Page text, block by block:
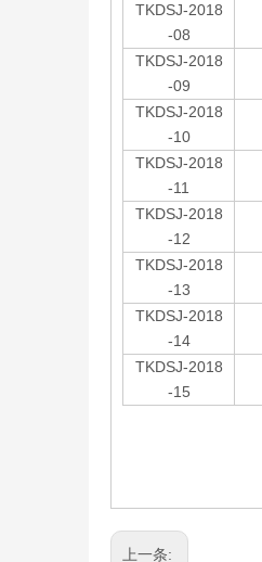
TKDSJ-2018
-08
TKDSJ-2018
-09
TKDSJ-2018
-10
TKDSJ-2018
-11
TKDSJ-2018
-12
TKDSJ-2018
-13
TKDSJ-2018
-14
TKDSJ-2018
-15
上一条: